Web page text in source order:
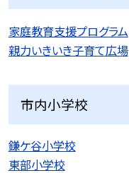
家庭教育支援プログラム
親力いきいき子育て広場
市内小学校
鎌ケ谷小学校
東部小学校